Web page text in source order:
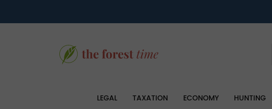
LEGAL TAXATION ECONOMY HUNTING